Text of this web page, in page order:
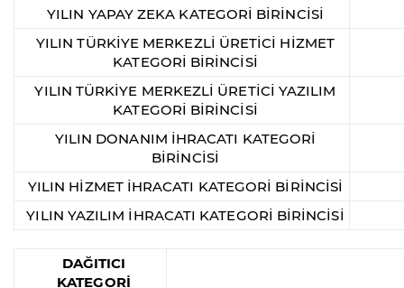
YILIN YAPAY ZEKA KATEGORİ BİRİNCİSİ
YILIN TÜRKİYE MERKEZLİ ÜRETİCİ HİZMET
KATEGORİ BİRİNCİSİ
YILIN TÜRKİYE MERKEZLİ ÜRETİCİ YAZILIM
KATEGORİ BİRİNCİSİ
YILIN DONANIM İHRACATI KATEGORİ
BİRİNCİSİ
YILIN HİZMET İHRACATI KATEGORİ BİRİNCİSİ
YILIN YAZILIM İHRACATI KATEGORİ BİRİNCİSİ
DAĞITICI
KATEGORİ